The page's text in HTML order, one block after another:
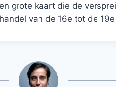
grote kaart die de
van de 16e tot de